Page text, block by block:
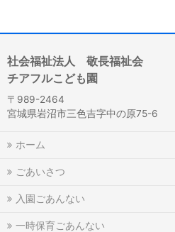
社会福祉法人 敬長福祉会
チアフルこども園
〒989-2464
宮城県岩沼市三色吉字中の原75-6
ホーム
ごあいさつ
入園ごあんない
一時保育ごあんない